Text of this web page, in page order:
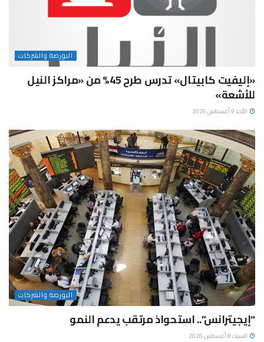
البورصة والشركات
«إليفيت كابيتال» تدرس طرح 45% من «مراكز النيل
للأشعة»
الأحد 9 أغسطس 2026
البورصة والشركات
“إيجيترانس”.. استحواذ مرتقب يدعم النمو
السبت 8 أغسطس 2026